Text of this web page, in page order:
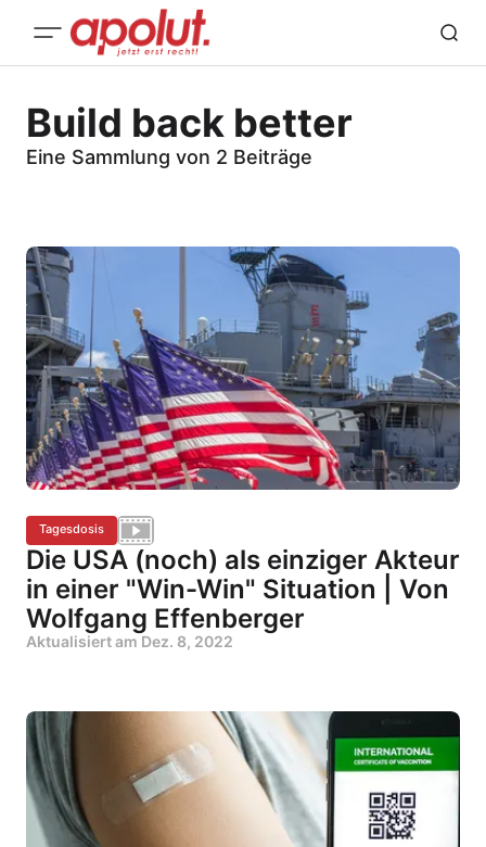
Build back better
Eine Sammlung von 2 Beiträge
Tagesdosis
Die USA (noch) als einziger Akteur
in einer "Win-Win" Situation | Von
Wolfgang Effenberger
Aktualisiert am Dez. 8, 2022